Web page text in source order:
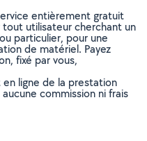
entièrement gratuit
utilisateur cherchant un
particulier, pour une
de matériel. Payez
fixé par vous,
ligne de la prestation
commission ni frais